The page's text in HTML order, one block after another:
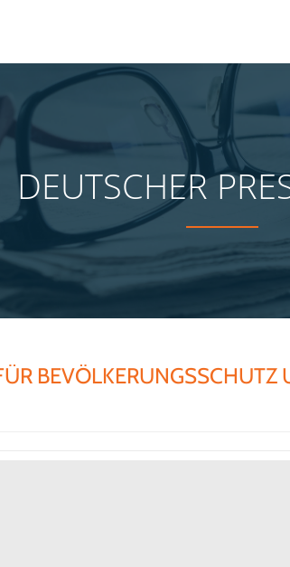
DEUTSCHER
BEVÖLKERUNGSSCHUTZ